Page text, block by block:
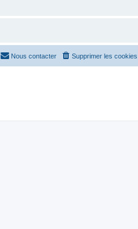
Supprimer les cookies
Nous contacter